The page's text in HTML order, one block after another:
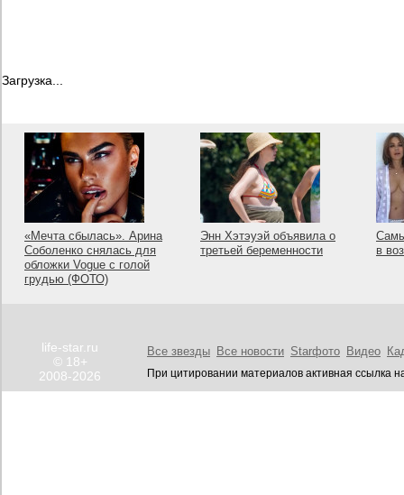
Загрузка...
«Мечта сбылась». Арина
Соболенко снялась для
обложки Vogue с голой
грудью (ФОТО)
Энн Хэтэуэй объявила о
третьей беременности
в
life-star.ru
© 18+
2008-2026
Все звезды Все новости Starфото Видео
При цитировании материалов активная ссылка